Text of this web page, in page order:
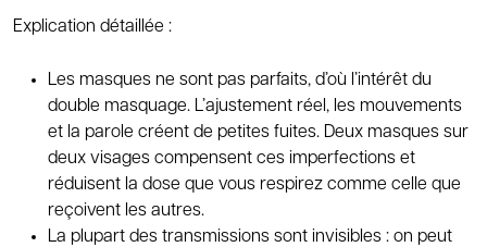
Explication détaillée :
Les masques ne sont pas parfaits, d’où l’intérêt du
double masquage. L’ajustement réel, les mouvements
et la parole créent de petites fuites. Deux masques sur
deux visages compensent ces imperfections et
réduisent la dose que vous respirez comme celle que
reçoivent les autres.
La plupart des transmissions sont invisibles : on peut